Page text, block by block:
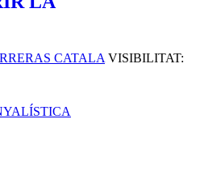
CATALA VISIBILITAT: